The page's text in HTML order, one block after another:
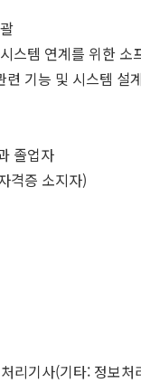
스템 연계를 위한 소
기능 및 시스템 설계
졸업자
격증 소지자)
리기사(기타: 정보처